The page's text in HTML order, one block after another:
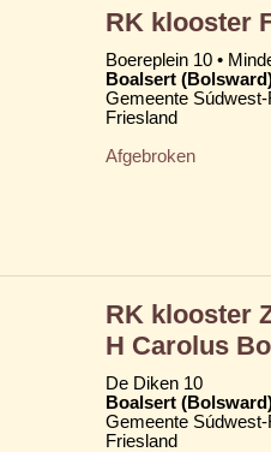
RK klooster
Boereplein 10 •
Boalsert
Gemeente
Friesland
Afgebroken
RK klooster
H Carolus
De Diken 10
Boalsert
Gemeente
Friesland